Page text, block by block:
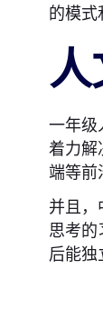
的模式
人
一年级
着力解
端等前
并且，
思考的
后能独